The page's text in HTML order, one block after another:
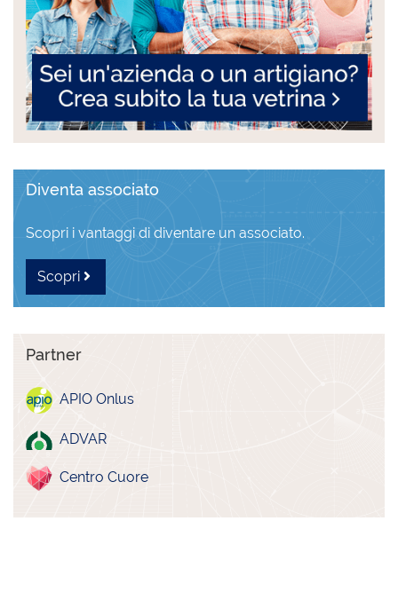
Diventa associato
Scopri i vantaggi di diventare un associato.
Scopri
Partner
APIO Onlus
ADVAR
Centro Cuore